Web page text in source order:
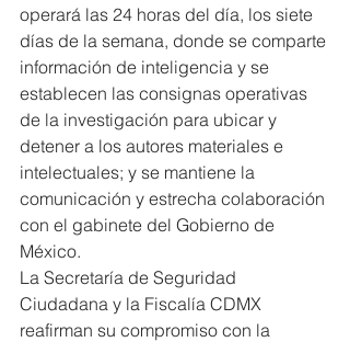
operará las 24 horas del día, los siete
días de la semana, donde se comparte
información de inteligencia y se
establecen las consignas operativas
de la investigación para ubicar y
detener a los autores materiales e
intelectuales; y se mantiene la
comunicación y estrecha colaboración
con el gabinete del Gobierno de
México.
La Secretaría de Seguridad
Ciudadana y la Fiscalía CDMX
reafirman su compromiso con la